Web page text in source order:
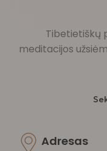
Tibetietiškų
meditacijos
Adresas